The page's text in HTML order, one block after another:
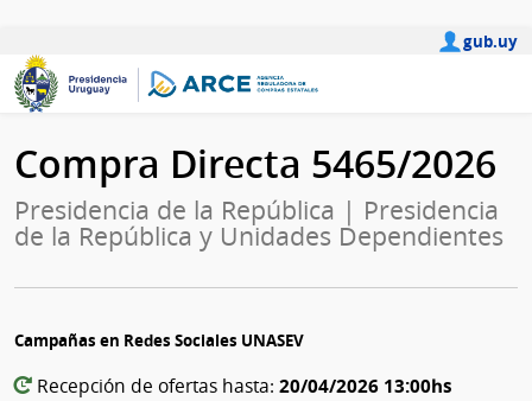
gub.uy
Compra Directa 5465/2026
Presidencia de la República | Presidencia
de la República y Unidades Dependientes
Campañas en Redes Sociales UNASEV
Recepción de ofertas hasta: 20/04/2026 13:00hs